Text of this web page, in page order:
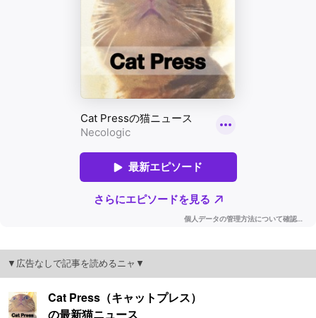
▼広告なしで記事を読めるニャ▼